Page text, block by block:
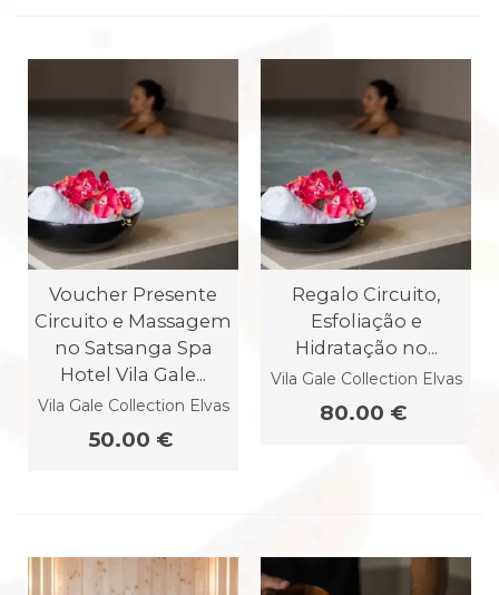
Voucher Presente
Circuito e Massagem
no Satsanga Spa
Hotel Vila Gale...
Vila Gale Collection Elvas
50.00 €
Regalo Circuito,
Esfoliação e
Hidratação no...
Vila Gale Collection Elvas
80.00 €